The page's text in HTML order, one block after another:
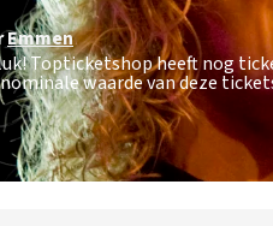
Emmen
Topticketshop heeft nog
waarde van deze